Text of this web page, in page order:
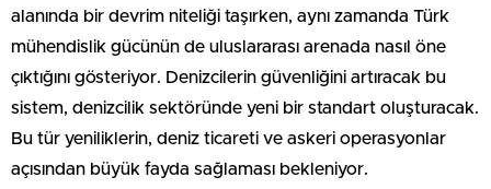
alanında bir devrim niteliği taşırken, aynı zamanda Türk
mühendislik gücünün de uluslararası arenada nasıl öne
çıktığını gösteriyor. Denizcilerin güvenliğini artıracak bu
sistem, denizcilik sektöründe yeni bir standart oluşturacak.
Bu tür yeniliklerin, deniz ticareti ve askeri operasyonlar
açısından büyük fayda sağlaması bekleniyor.